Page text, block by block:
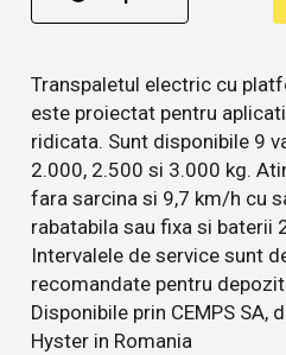
Transpaletul electric cu
este proiectat pentru
ridicata. Sunt disponibile 9
2.000, 2.500 si 3.000 kg.
fara sarcina si 9,7 km/h cu
rabatabila sau fixa si baterii
Intervalele de service sunt
recomandate pentru
Disponibile prin CEMPS
Hyster in Romania